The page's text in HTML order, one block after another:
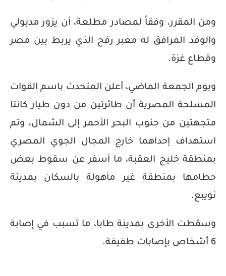
ومن المقرر، وفقاً لمصادر مطلعة، أن يزور مدبولي
والوفد المرافق له معبر رفح الذي يربط بين مصر
وقطاع غزة.
ويوم الجمعة الماضي، أعلن المتحدث باسم القوات
المسلحة المصرية أن طائرتين من دون طيار كانتا
متجهتين من جنوب البحر الأحمر إلى الشمال، وتم
استهداف إحداهما خارج المجال الجوي المصري
بمنطقة خليج العقبة، ما أسفر عن سقوط بعض
حطامها بمنطقة غير مأهولة بالسكان بمدينة
نويبع.
وسقطت الأخرى بمدينة طابا، ما تسبب في إصابة
6 أشخاص بإصابات طفيفة.